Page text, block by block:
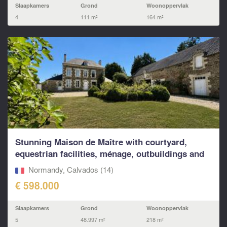
Slaapkamers
4
Grond
111 m²
Woonoppervlak
164 m²
Stunning Maison de Maître with courtyard,
equestrian facilities, ménage, outbuildings and
landNormandy, Calvados (14)
€ 598.000
Slaapkamers
5
Grond
48.997 m²
Woonoppervlak
218 m²